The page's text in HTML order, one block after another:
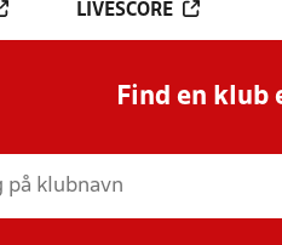
LIVESCORE
Find en klub